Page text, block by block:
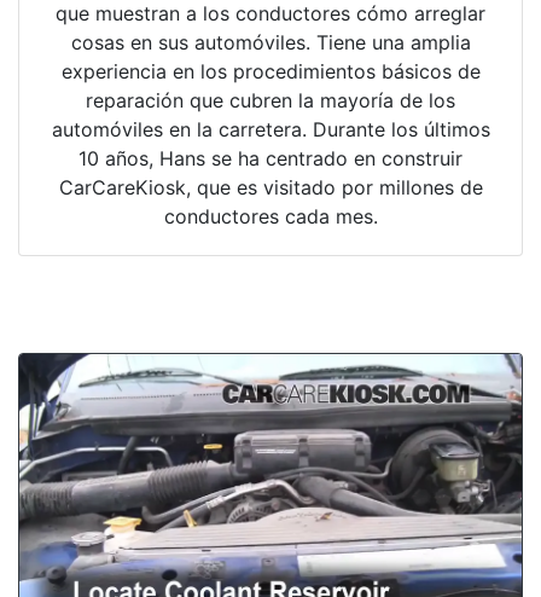
que muestran a los conductores cómo arreglar
cosas en sus automóviles. Tiene una amplia
experiencia en los procedimientos básicos de
reparación que cubren la mayoría de los
automóviles en la carretera. Durante los últimos
10 años, Hans se ha centrado en construir
CarCareKiosk, que es visitado por millones de
conductores cada mes.